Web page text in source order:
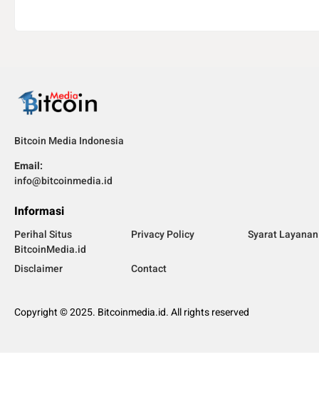
Bitcoin Media Indonesia
Email:
info@bitcoinmedia.id
Informasi
Perihal Situs
BitcoinMedia.id
Privacy Policy Syarat Layanan
Disclaimer Contact
Copyright © 2025. Bitcoinmedia.id. All rights reserved